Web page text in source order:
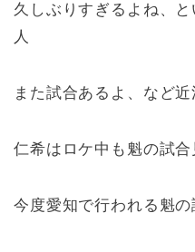
久しぶりすぎるよね、
人
また試合あるよ、など近
仁希はロケ中も魁の試
今度愛知で行われる魁